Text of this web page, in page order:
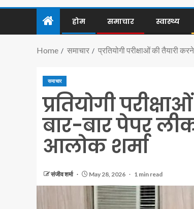
होम समाचार स्वास्थ्य
Home समाचार प्रतियोगी परीक्षाओं की तैयारी
समाचार
प्रतियोगी
बार-बार पेपर
आलोक शर्मा
संजीव शर्मा May 28, 2026 1 min read